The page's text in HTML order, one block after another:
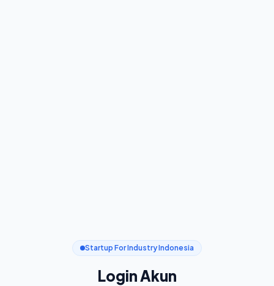
Startup For Industry Indonesia
Login Akun